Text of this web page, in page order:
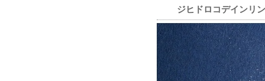
ジヒドロコデインリ